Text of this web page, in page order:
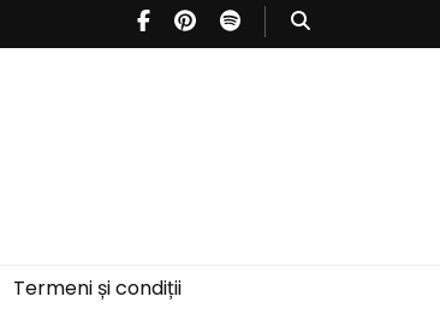
Termeni și condiții